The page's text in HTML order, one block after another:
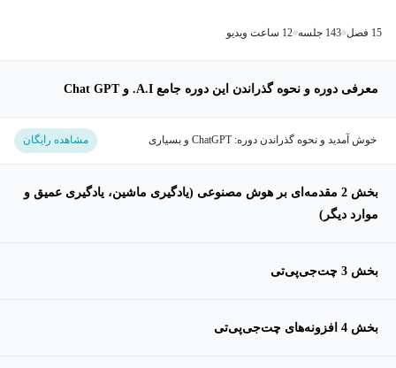
15 فصل 143 جلسه 12 ساعت ویدیو
معرفی دوره و نحوه گذراندن این دوره جامع A.I. و Chat GPT
خوش آمدید و نحوه گذراندن دوره: ChatGPT و بسیاری
مشاهده رایگان
بخش 2 مقدمه‌ای بر هوش مصنوعی (یادگیری ماشین، یادگیری عمیق و
موارد دیگر)
بخش 3 چت‌جی‌پی‌تی
بخش 4 افزونه‌های چت‌جی‌پی‌تی